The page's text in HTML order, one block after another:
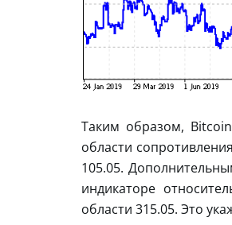
Таким образом,
области
105.05.
индикаторе
области 315.05. Это